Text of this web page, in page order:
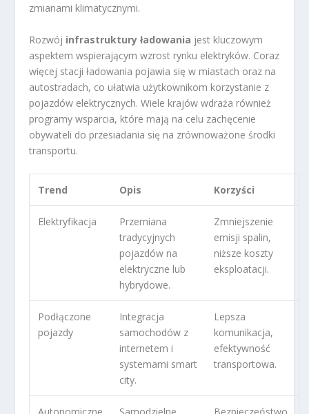
zmianami klimatycznymi.
Rozwój infrastruktury ładowania jest kluczowym
aspektem wspierającym wzrost rynku elektryków. Coraz
więcej stacji ładowania pojawia się w miastach oraz na
autostradach, co ułatwia użytkownikom korzystanie z
pojazdów elektrycznych. Wiele krajów wdraża również
programy wsparcia, które mają na celu zachęcenie
obywateli do przesiadania się na zrównoważone środki
transportu.
Trend Opis Korzyści
Elektryfikacja
Przemiana
tradycyjnych
pojazdów na
elektryczne lub
hybrydowe.
Zmniejszenie
emisji spalin,
niższe koszty
eksploatacji.
Podłączone
pojazdy
Integracja
samochodów z
internetem i
systemami smart
city.
Lepsza
komunikacja,
efektywność
transportowa.